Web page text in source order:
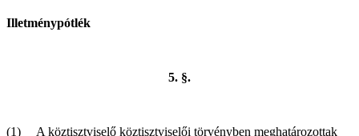
Illetménypótlék
5. §.
(1) A köztisztviselő köztisztviselői törvényben meghatározottak